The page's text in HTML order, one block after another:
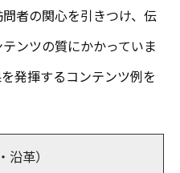
者の関心を引きつけ、伝
ンツの質にかかっていま
発揮するコンテンツ例を
革）